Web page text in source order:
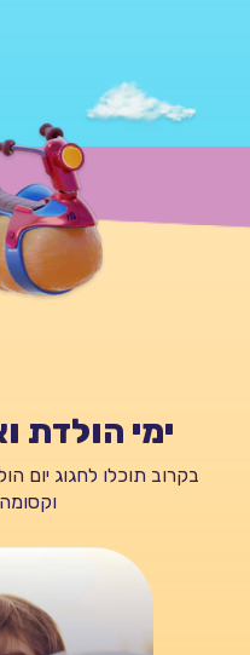
ימי הולדת
בקרוב תוכלו לחגוג יום